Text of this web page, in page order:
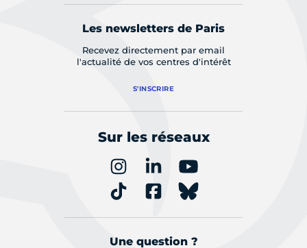
Les newsletters de Paris
Recevez directement par email
l'actualité de vos centres d'intérêt
S'INSCRIRE
Sur les réseaux
Une question ?